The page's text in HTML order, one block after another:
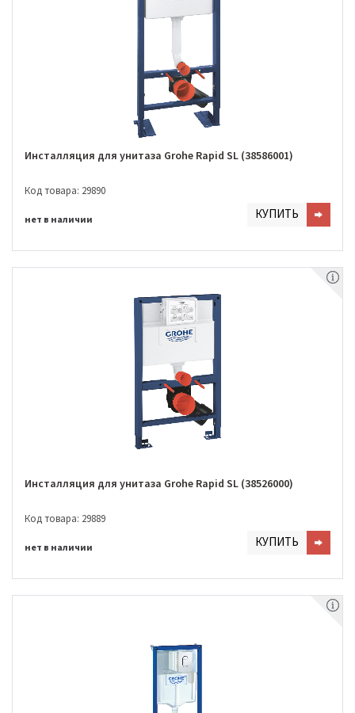
Инсталляция для унитаза Grohe Rapid SL (38586001)
Код товара: 29890
нет в наличии КУПИТЬ
Инсталляция для унитаза Grohe Rapid SL (38526000)
Код товара: 29889
нет в наличии КУПИТЬ